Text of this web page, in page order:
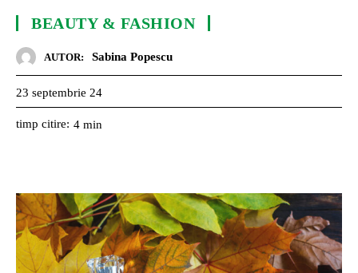
BEAUTY & FASHION
AUTOR: Sabina Popescu
23 septembrie 24
timp citire: 4 min